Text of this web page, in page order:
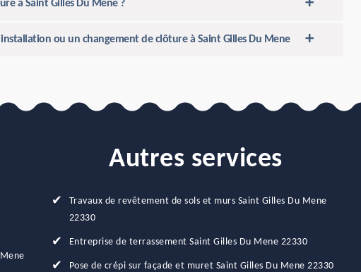
à Saint Gilles Du Mene ?
ou un changement de clôture à Saint Gilles Du Mene
Autres services
Travaux de revêtement de sols et murs Saint Gilles Du Mene
22330
Entreprise de terrassement Saint Gilles Du Mene 22330
Pose de crépi sur façade et muret Saint Gilles Du Mene 22330